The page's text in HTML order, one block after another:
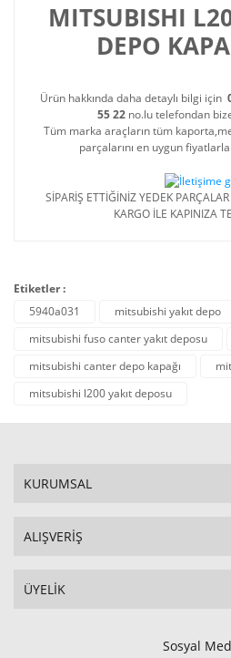
MITSUBISHI
DEPO
Ürün hakkında daha detaylı bilgi için
55 22no.lu telefondan
Tüm marka araçların tüm
parçalarını en uygun
SİPARİŞ ETTİĞİNİZ YEDEK
KARGO İLE KAPINIZA
Etiketler :
5940a031
mitsubishi yakıt depo
mitsubishi fuso canter yakıt deposu
mitsubishi canter depo kapağı
mitsubishi l200 yakıt deposu
KURUMSAL
ALIŞVERİŞ
ÜYELİK
Sosyal